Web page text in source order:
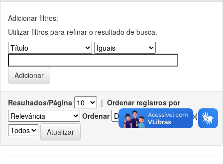
Adicionar filtros:
Utilizar filtros para refinar o resultado de busca.
Resultados/Página | Ordenar registros por
Ordenar
Registro(s)